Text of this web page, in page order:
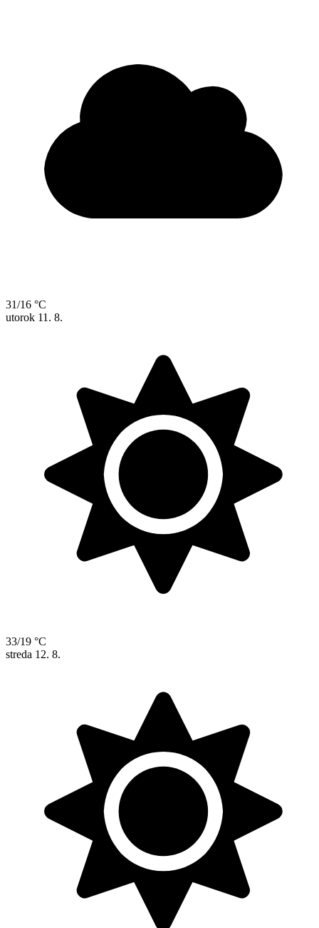
31/16 °C
utorok 11. 8.
33/19 °C
streda 12. 8.